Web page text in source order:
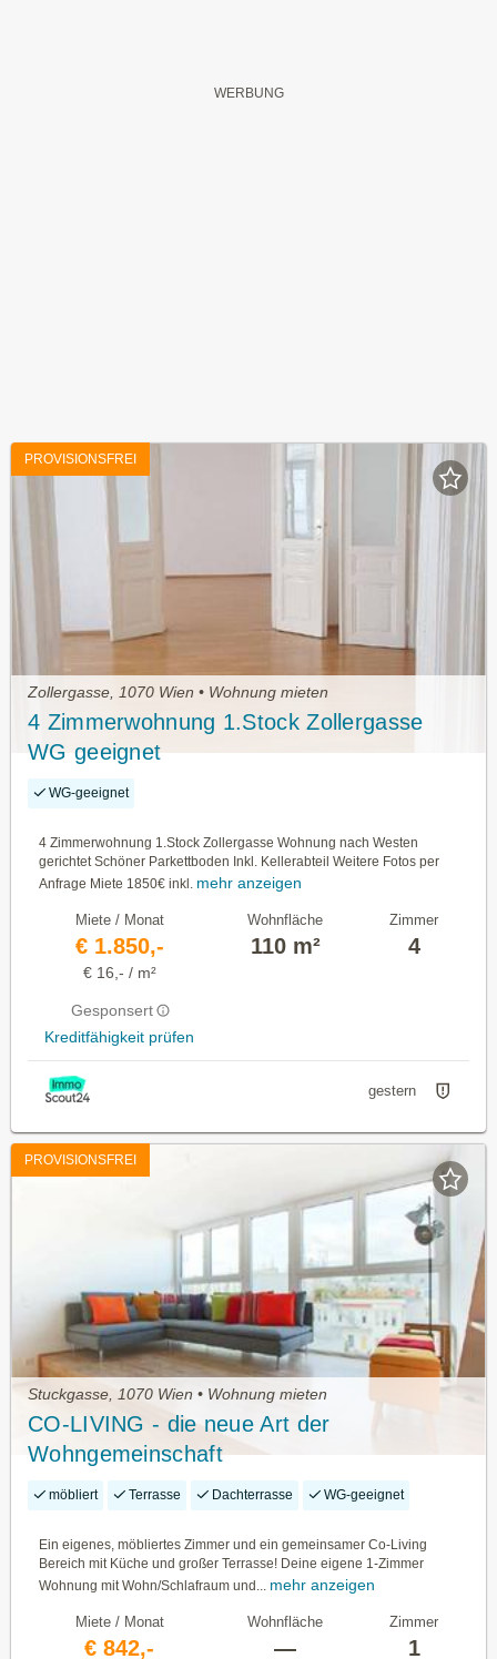
PROVISIONSFREI
Zollergasse, 1070 Wien • Wohnung mieten
4 Zimmerwohnung 1.Stock Zollergasse
WG geeignet
WG-geeignet
4 Zimmerwohnung 1.Stock Zollergasse Wohnung nach Westen
gerichtet Schöner Parkettboden Inkl. Kellerabteil Weitere Fotos per
Anfrage Miete 1850€ inkl. mehr anzeigen
Miete / Monat
€ 1.850,-
€ 16,- / m²
Gesponsert
Kreditfähigkeit prüfen
Wohnfläche
110 m²
Zimmer
4
gestern
PROVISIONSFREI
Stuckgasse, 1070 Wien • Wohnung mieten
CO-LIVING - die neue Art der
Wohngemeinschaft
möbliert Terrasse Dachterrasse WG-geeignet
Ein eigenes, möbliertes Zimmer und ein gemeinsamer Co-Living
Bereich mit Küche und großer Terrasse! Deine eigene 1-Zimmer
Wohnung mit Wohn/Schlafraum und...
mehr anzeigen
Miete / Monat
€ 842,-
Wohnfläche
—
Zimmer
1